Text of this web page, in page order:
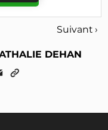
Suivant ›
DEHAN